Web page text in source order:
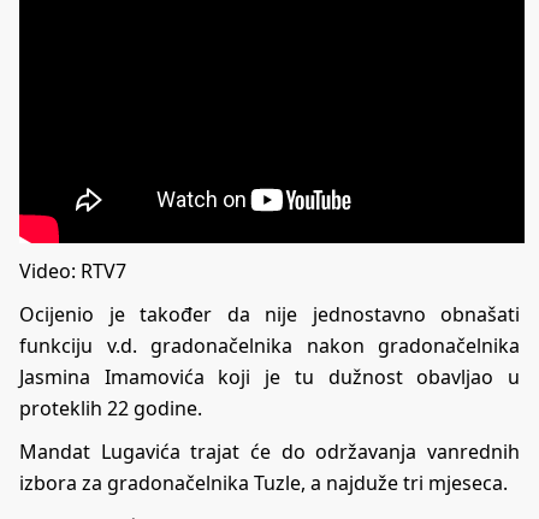
Video: RTV7
Ocijenio je također da nije jednostavno obnašati
funkciju v.d. gradonačelnika nakon gradonačelnika
Jasmina Imamovića koji je tu dužnost obavljao u
proteklih 22 godine.
Mandat Lugavića trajat će do održavanja vanrednih
izbora za gradonačelnika Tuzle, a najduže tri mjeseca.